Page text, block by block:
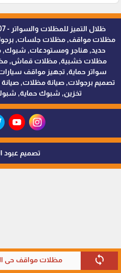
sync مظلات مواقف حي
مظلات مواقف, مظلات جلسات,
حديد, هناجر ومستودعات, شبوك,
مظلات خشبية, مظلات قماش,
سواتر حماية, تجهيز مواقف
تصميم برجولات, صيانة مظلات,
تخزين, شبوك حماية,
تصميم عبود